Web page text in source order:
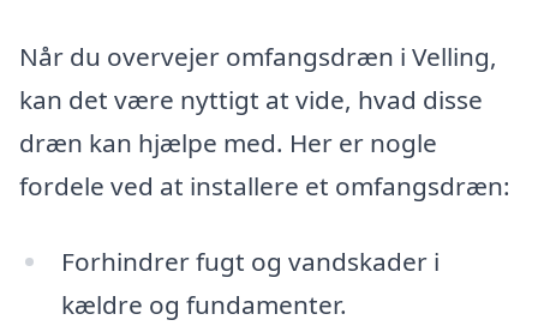
Når du overvejer omfangsdræn i Velling,
kan det være nyttigt at vide, hvad disse
dræn kan hjælpe med. Her er nogle
fordele ved at installere et omfangsdræn:
Forhindrer fugt og vandskader i
kældre og fundamenter.